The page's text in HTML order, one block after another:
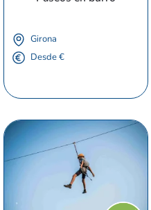
Girona
Desde €